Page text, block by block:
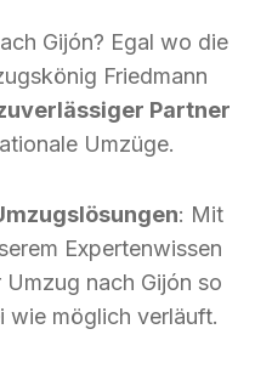
Gijón? Egal wo die
Friedmann
Partner
Umzüge.
: Mit
Expertenwissen
nach Gijón so
wie möglich verläuft.